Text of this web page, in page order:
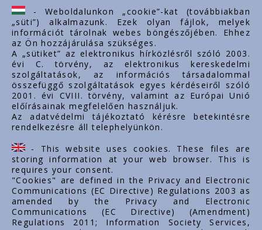
ertekesites@styron.hu
export@styron.hu
www.styron.hu
Важные ссылки
О нас
Документы
Контакт
Карьера
- Weboldalunkon „cookie”-kat (továbbiakban
„süti”) alkalmazunk. Ezek olyan fájlok, melyek
információt tárolnak webes böngészőjében. Ehhez
az Ön hozzájárulása szükséges.
A „sütiket” az elektronikus hírközlésről szóló 2003.
évi C. törvény, az elektronikus kereskedelmi
szolgáltatások, az információs társadalommal
összefüggő szolgáltatások egyes kérdéseiről szóló
2001. évi CVIII. törvény, valamint az Európai Unió
előírásainak megfelelően használjuk.
Az adatvédelmi tájékoztató kérésre betekintésre
rendelkezésre áll telephelyünkön.
- This website uses cookies. These files are
storing information at your web browser. This is
requires your consent.
"Cookies" are defined in the Privacy and Electronic
Communications (EC Directive) Regulations 2003 as
amended by the Privacy and Electronic
Communications (EC Directive) (Amendment)
Regulations 2011; Information Society Services,